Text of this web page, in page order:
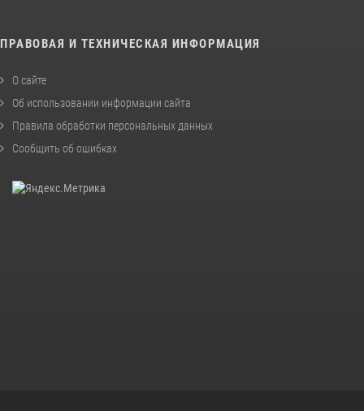
ПРАВОВАЯ И ТЕХНИЧЕСКАЯ ИНФОРМАЦИЯ
О сайте
Об использовании информации сайта
Правила обработки персональных данных
Сообщить об ошибках